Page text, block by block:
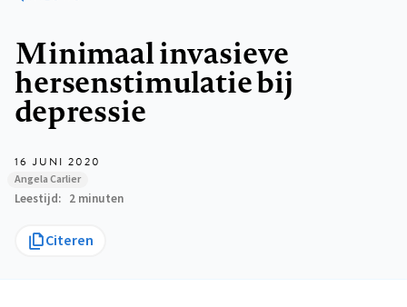
Minimaal invasieve
hersenstimulatie bij
depressie
16 JUNI 2020
Angela Carlier
Leestijd 2 minuten
Citeren